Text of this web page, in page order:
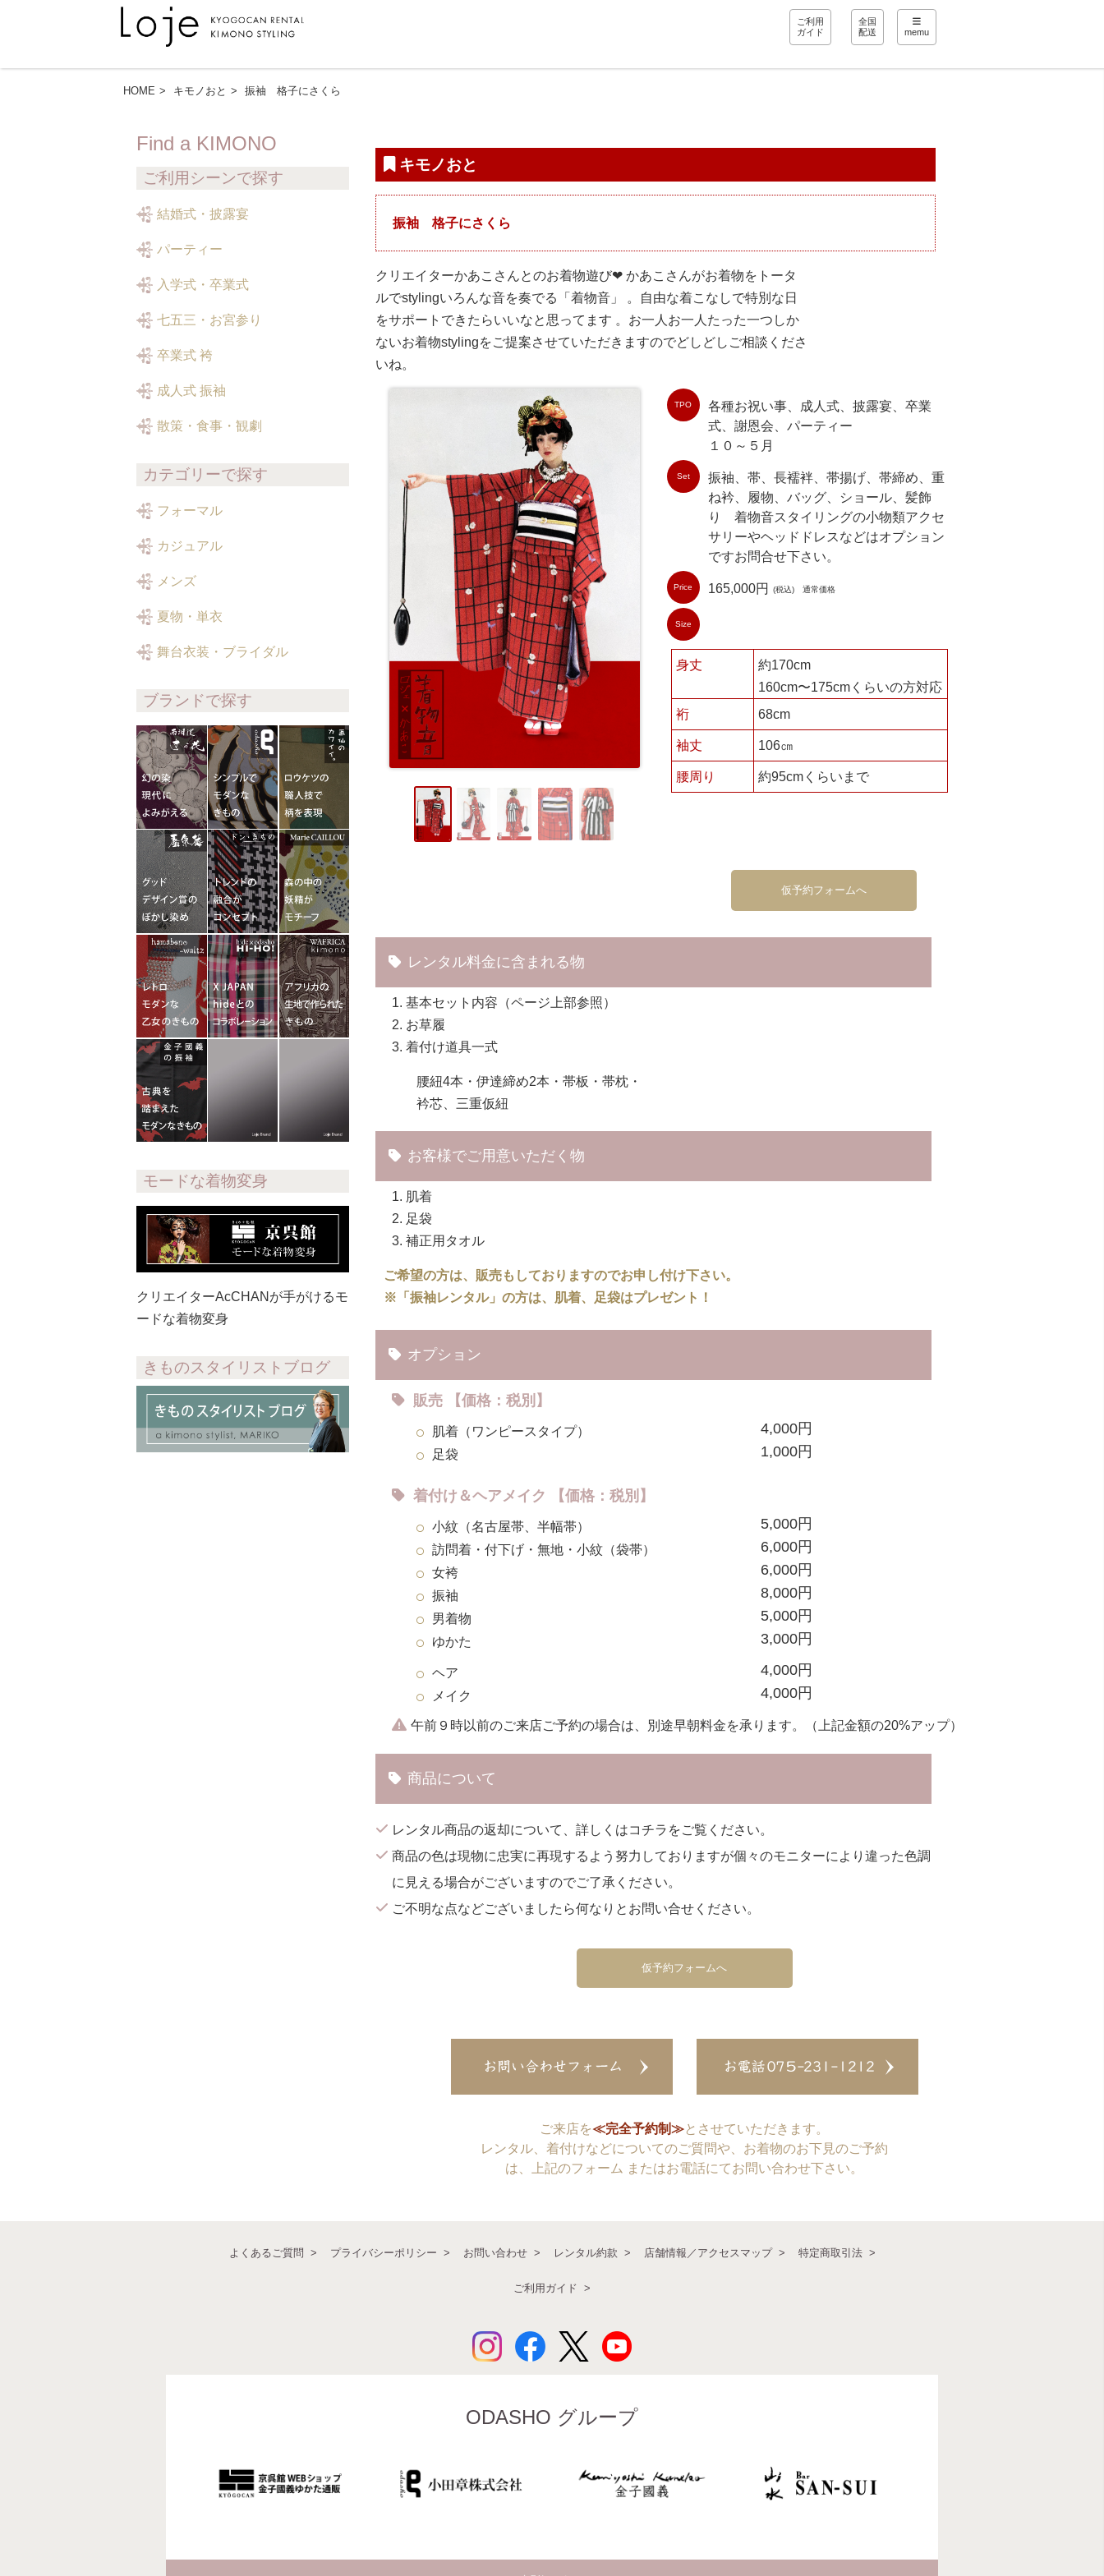
ご利用
ガイド
全国
配送
memu
HOME キモノおと 振袖 格子にさくら
キモノおと
振袖 格子にさくら
クリエイターかあこさんとのお着物遊び❤ かあこさんがお着物をトータ
ルでstylingいろんな音を奏でる「着物音」 。自由な着こなしで特別な日
をサポートできたらいいなと思ってます 。お一人お一人たった一つしか
ないお着物stylingをご提案させていただきますのでどしどしご相談くださ
いね。
TPO
各種お祝い事、成人式、披露宴、卒業
式、謝恩会、パーティー
１０～５月
Set
振袖、帯、長襦袢、帯揚げ、帯締め、重
ね衿、履物、バッグ、ショール、髪飾
り 着物音スタイリングの小物類アクセ
サリーやヘッドドレスなどはオプション
ですお問合せ下さい。
Price 165,000円 (税込) 通常価格
Size
身丈
約170cm
160cm〜175cmくらいの方対応
裄
68cm
袖丈 106㎝
腰周り 約95cmくらいまで
仮予約フォームへ
レンタル料金に含まれる物
基本セット内容（ページ上部参照）
お草履
着付け道具一式
腰紐4本・伊達締め2本・帯板・帯枕・
衿芯、三重仮紐
お客様でご用意いただく物
肌着
足袋
補正用タオル
ご希望の方は、販売もしておりますのでお申し付け下さい。
※「振袖レンタル」の方は、肌着、足袋はプレゼント！
オプション
販売 【価格：税別】
肌着（ワンピースタイプ） 4,000円
足袋 1,000円
着付け＆ヘアメイク 【価格：税別】
小紋（名古屋帯、半幅帯） 5,000円
訪問着・付下げ・無地・小紋（袋帯） 6,000円
女袴 6,000円
振袖 8,000円
男着物 5,000円
ゆかた 3,000円
ヘア 4,000円
メイク 4,000円
午前９時以前のご来店ご予約の場合は、別途早朝料金を承ります。（上記金額の20%アップ）
商品について
レンタル商品の返却について、詳しくはコチラ をご覧ください。
商品の色は現物に忠実に再現するよう努力しておりますが個々のモニターにより違った色調
に見える場合がございますのでご了承ください。
ご不明な点などございましたら何なりとお問い合せください。
仮予約フォームへ
ご来店を≪完全予約制≫とさせていただきます。
レンタル、着付けなどについてのご質問や、お着物のお下見のご予約
は、上記のフォーム またはお電話にてお問い合わせ下さい。
Find a KIMONO
ご利用シーンで探す
結婚式・披露宴
パーティー
入学式・卒業式
七五三・お宮参り
卒業式 袴
成人式 振袖
散策・食事・観劇
カテゴリーで探す
フォーマル
カジュアル
メンズ
夏物・単衣
舞台衣装・ブライダル
ブランドで探す
モードな着物変身
クリエイターAcCHANが手がけるモ
ードな着物変身
きものスタイリストブログ
よくあるご質問 プライバシーポリシー お問い合わせ レンタル約款 店舗情報／アクセスマップ 特定商取引法
ご利用ガイド
ODASHO グループ